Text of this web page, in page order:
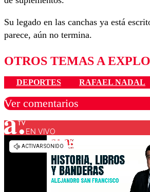
Su legado en las canchas ya está
parece, aún no termina.
OTROS TEMAS A
DEPORTES RAFAEL NADAL
Ver comentarios
Los comentarios son moderados
EN VIVO